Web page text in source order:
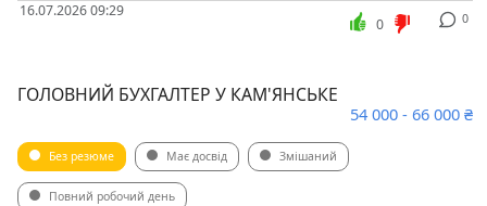
16.07.2026 09:29 0
0
ГОЛОВНИЙ БУХГАЛТЕР У КАМ'ЯНСЬКЕ
54 000 - 66 000 ₴
Без резюме Має досвід Змішаний
Повний робочий день